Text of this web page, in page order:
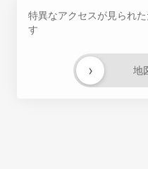
特異なアクセスが見られ
す
地
›